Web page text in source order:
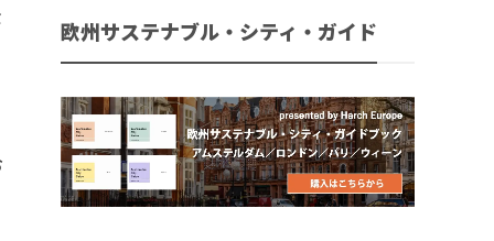
欧州サステナブル・シティ・ガイド